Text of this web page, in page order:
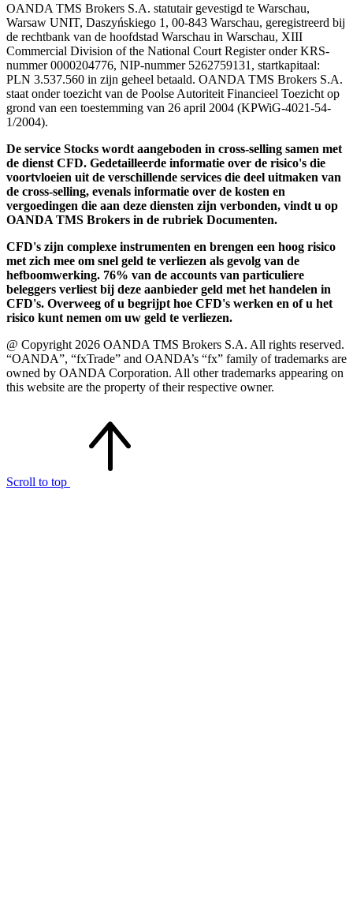
OANDA TMS Brokers S.A. statutair gevestigd te Warschau,
Warsaw UNIT, Daszyńskiego 1, 00-843 Warschau, geregistreerd bij
de rechtbank van de hoofdstad Warschau in Warschau, XIII
Commercial Division of the National Court Register onder KRS-
nummer 0000204776, NIP-nummer 5262759131, startkapitaal:
PLN 3.537.560 in zijn geheel betaald. OANDA TMS Brokers S.A.
staat onder toezicht van de Poolse Autoriteit Financieel Toezicht op
grond van een toestemming van 26 april 2004 (KPWiG-4021-54-
1/2004).
De service Stocks wordt aangeboden in cross-selling samen met
de dienst CFD. Gedetailleerde informatie over de risico's die
voortvloeien uit de verschillende services die deel uitmaken van
de cross-selling, evenals informatie over de kosten en
vergoedingen die aan deze diensten zijn verbonden, vindt u op
OANDA TMS Brokers in de rubriek Documenten.
CFD's zijn complexe instrumenten en brengen een hoog risico
met zich mee om snel geld te verliezen als gevolg van de
hefboomwerking. 76% van de accounts van particuliere
beleggers verliest bij deze aanbieder geld met het handelen in
CFD's. Overweeg of u begrijpt hoe CFD's werken en of u het
risico kunt nemen om uw geld te verliezen.
@ Copyright 2026 OANDA TMS Brokers S.A. All rights reserved.
“OANDA”, “fxTrade” and OANDA’s “fx” family of trademarks are
owned by OANDA Corporation. All other trademarks appearing on
this website are the property of their respective owner.
Scroll to top